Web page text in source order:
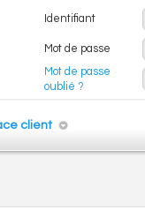
Identifiant
Mot de passe
Mot de passe
oublié ?
client